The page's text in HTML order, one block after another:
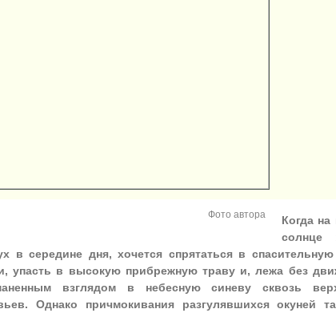
Фото автора
Когда на
солнце
в середине дня, хочется спрятаться в
упасть в высокую прибрежную траву и, лежа без
взглядом в небесную синеву сквозь
Однако причмокивания разгулявшихся окуней